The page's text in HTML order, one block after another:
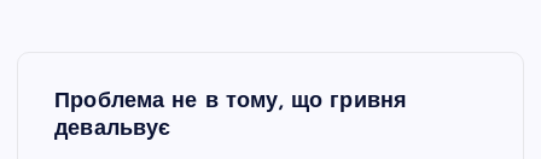
Проблема не в тому, що гривня
девальвує